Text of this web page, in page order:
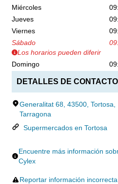
Miércoles
Jueves
Viernes
Sábado
Los horarios pueden diferir
Domingo
DETALLES DE CONTACTO
Generalitat 68, 43500, Tortosa,
Tarragona
Supermercados en Tortosa
Encuentre más información
Cylex
Reportar información incorrecta